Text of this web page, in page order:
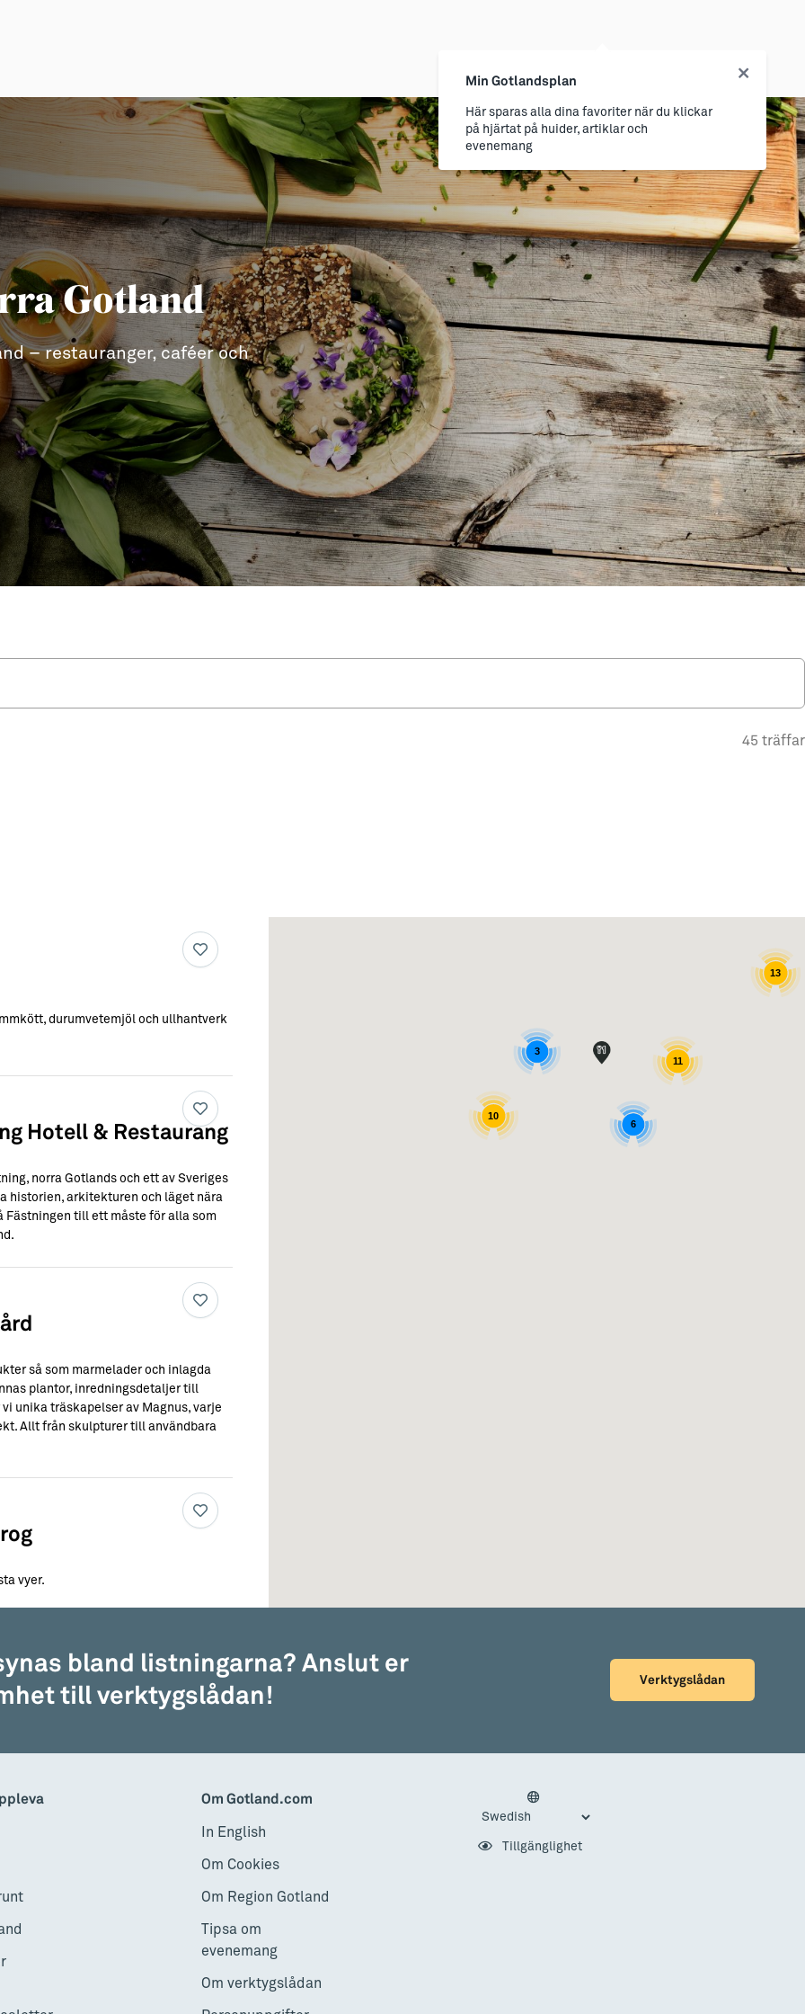
Gotland
– restauranger, caféer och
45 träffar
durumvetemjöl och ullhantverk
Hotell & Restaurang
norra Gotlands och ett av Sveriges
historien, arkitekturen och läget nära
Fästningen till ett måste för alla som
så som marmelader och inlagda
plantor, inredningsdetaljer till
unika träskapelser av Magnus, varje
Allt från skulpturer till användbara
vyer.
BnB i Stenkyrka 2,5 mil norr om
11
13
6
10
3
bland listningarna? Anslut er
till verktygslådan!
Verktygslådan
Om Gotland.com
In English
Om Cookies
Om Region Gotland
Tipsa om
evenemang
Om verktygslådan
Tillgänglighet
Min Gotlandsplan
Här sparas alla dina favoriter när du klickar
på hjärtat på huider, artiklar och
evenemang